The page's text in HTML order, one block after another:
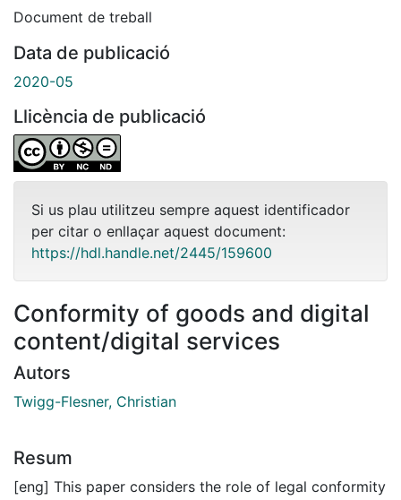
Document de treball
Data de publicació
2020-05
Llicència de publicació
Si us plau utilitzeu sempre aquest identificador
per citar o enllaçar aquest document:
https://hdl.handle.net/2445/159600
Conformity of goods and digital
content/digital services
Autors
Twigg-Flesner, Christian
Resum
[eng] This paper considers the role of legal conformity